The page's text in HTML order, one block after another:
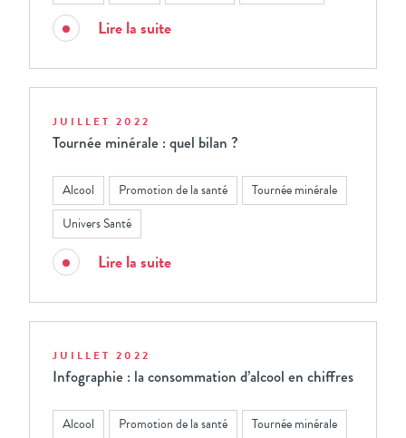
Lire la suite
JUILLET 2022
Tournée minérale : quel bilan ?
Alcool Promotion de la santé
Tournée minérale
Univers Santé
Lire la suite
JUILLET 2022
Infographie : la consommation d’alcool en chiffres
Alcool Promotion de la santé
Tournée minérale